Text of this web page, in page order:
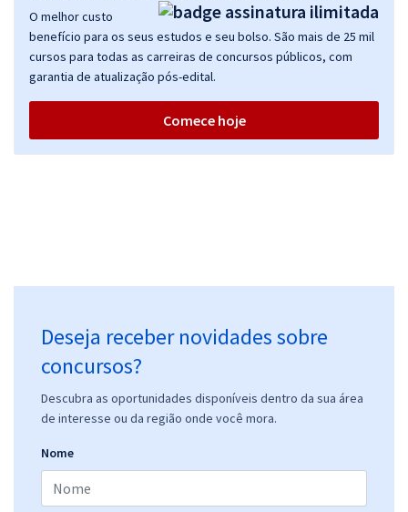
O melhor custo
benefício para os seus estudos e seu bolso. São mais de 25 mil
cursos para todas as carreiras de concursos públicos, com
garantia de atualização pós-edital.
Comece hoje
Deseja receber novidades sobre
concursos?
Descubra as oportunidades disponíveis dentro da sua área
de interesse ou da região onde você mora.
Nome